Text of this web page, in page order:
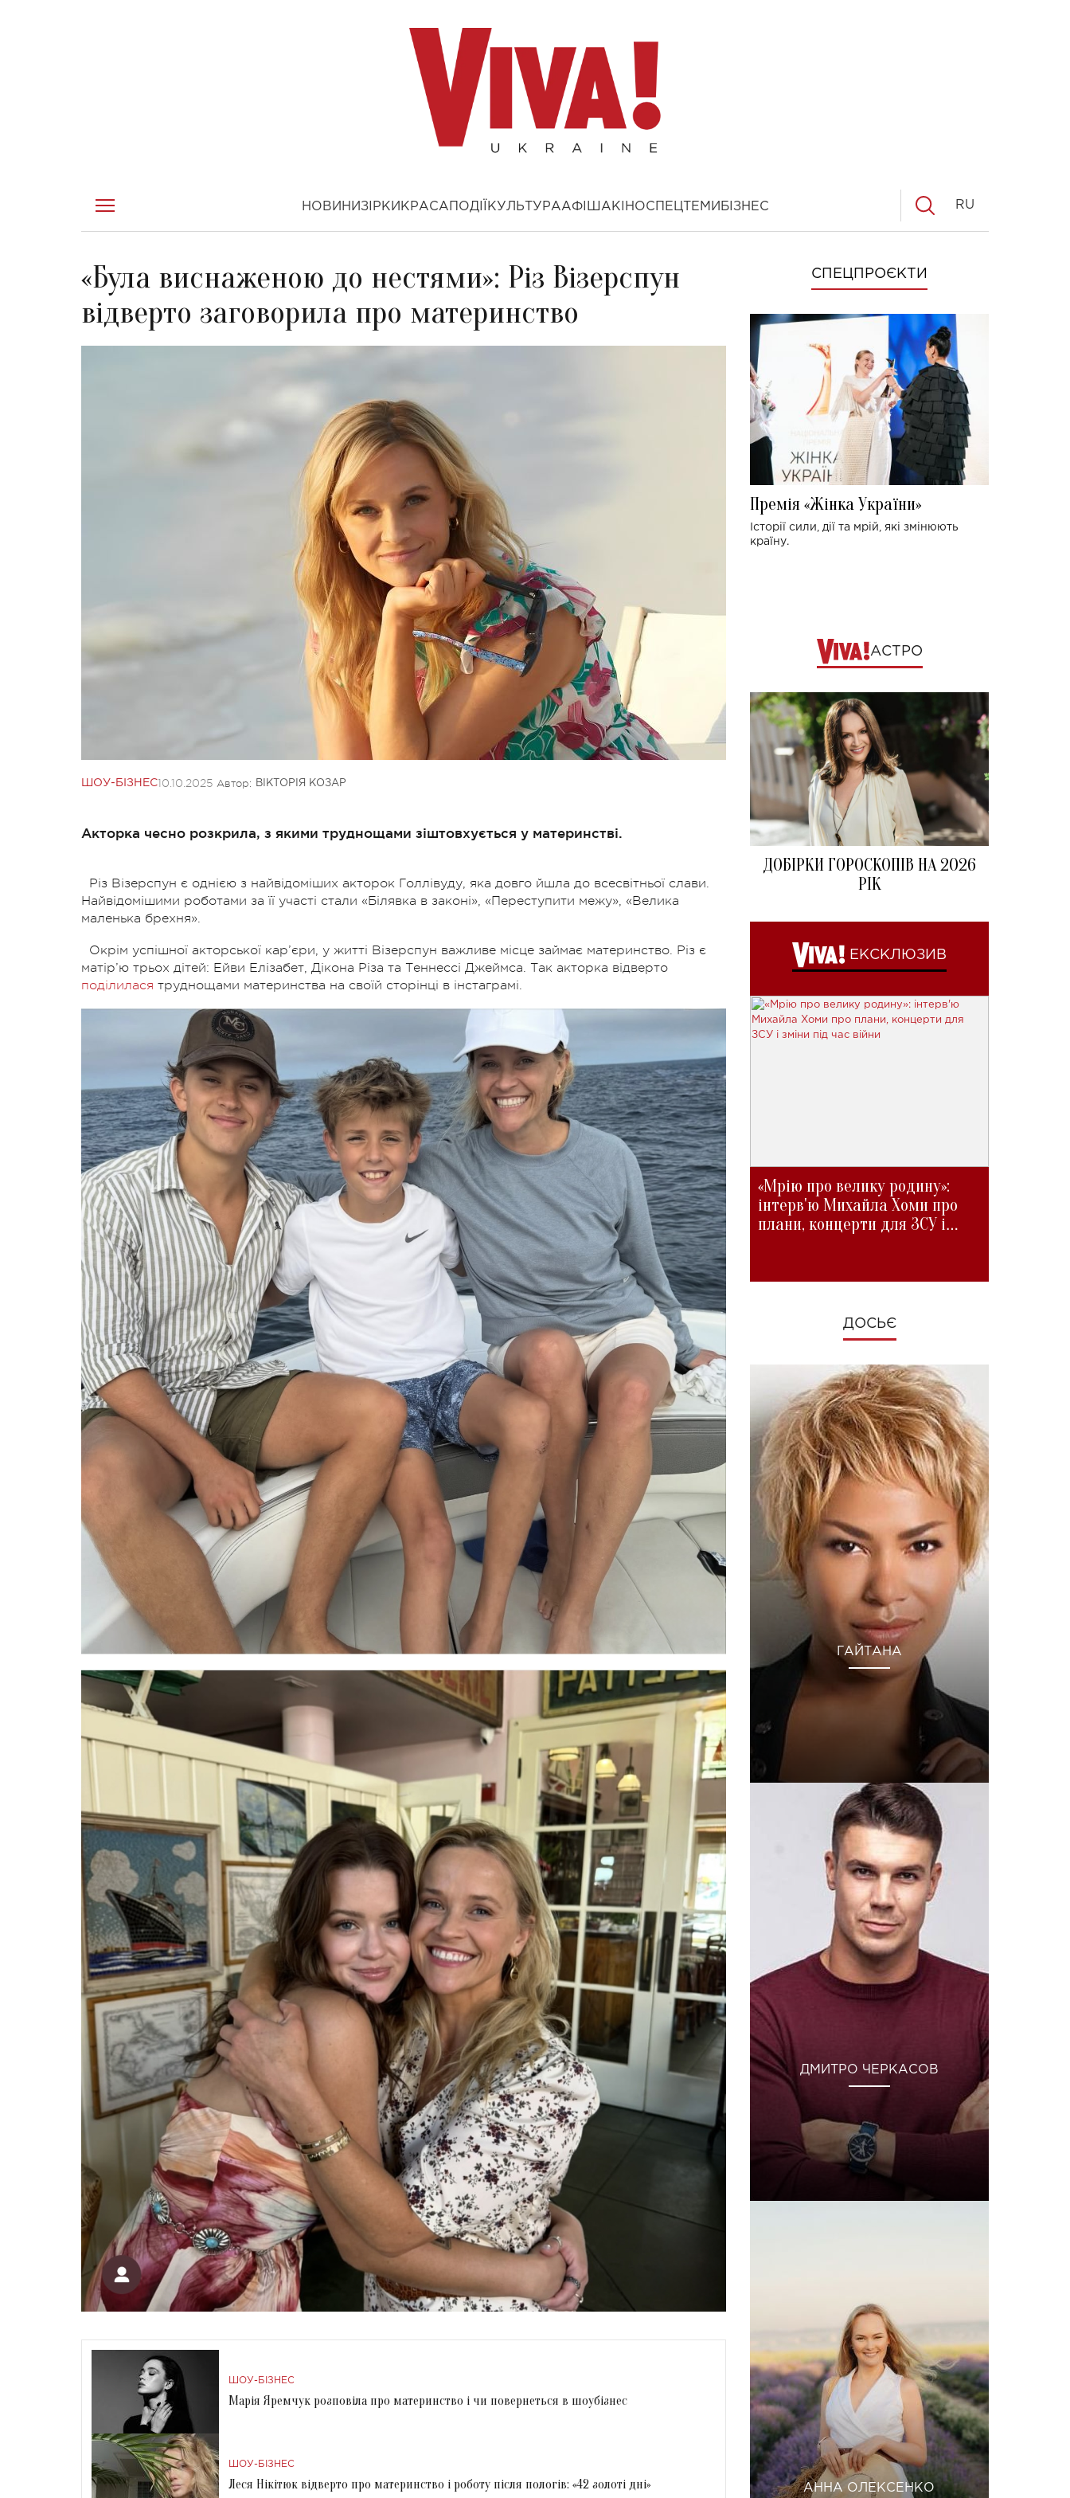
НОВИНИ ЗІРКИ КРАСА ПОДІЇ КУЛЬТУРААФІША КІНОСПЕЦТЕМИ БІЗНЕС RU
«Була виснаженою до нестями»: Різ Візерспун
відверто заговорила про материнство
ШОУ-БІЗНЕС10.10.2025 Автор: ВІКТОРІЯ КОЗАР
Акторка чесно розкрила, з якими труднощами зіштовхується у материнстві.
Різ Візерспун є однією з найвідоміших акторок Голлівуду, яка довго йшла до всесвітньої слави.
Найвідомішими роботами за її участі стали «Білявка в законі», «Переступити межу», «Велика
маленька брехня».
Окрім успішної акторської кар’єри, у житті Візерспун важливе місце займає материнство. Різ є
матір’ю трьох дітей: Ейви Елізабет, Дікона Різа та Теннессі Джеймса. Так акторка відверто
поділилася труднощами материнства на своїй сторінці в інстаграмі.
ШОУ-БІЗНЕС
Марія Яремчук розповіла про материнство і чи повернеться в шоубізнес
ШОУ-БІЗНЕС
Леся Нікітюк відверто про материнство і роботу після пологів: «42 золоті дні»
СПЕЦПРОЄКТИ
Премія «Жінка України»
Історії сили, дії та мрій, які змінюють
країну.
АСТРО
ДОБІРКИ ГОРОСКОПІВ НА 2026
РІК
ЕКСКЛЮЗИВ
«Мрію про велику родину»:
інтерв'ю Михайла Хоми про
плани, концерти для ЗСУ і
ДОСЬЄ
ГАЙТАНА
ДМИТРО ЧЕРКАСОВ
АННА ОЛЕКСЕНКО